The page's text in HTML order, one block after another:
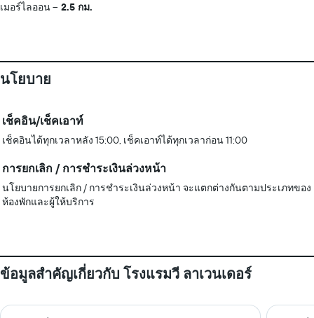
เมอร์ไลออน
2.5 กม.
นโยบาย
เช็คอิน/เช็คเอาท์
เช็คอินได้ทุกเวลาหลัง 15:00, เช็คเอาท์ได้ทุกเวลาก่อน 11:00
การยกเลิก / การชำระเงินล่วงหน้า
นโยบายการยกเลิก / การชำระเงินล่วงหน้า จะแตกต่างกันตามประเภทของ
ห้องพักและผู้ให้บริการ
ข้อมูลสำคัญเกี่ยวกับ โรงแรมวี ลาเวนเดอร์